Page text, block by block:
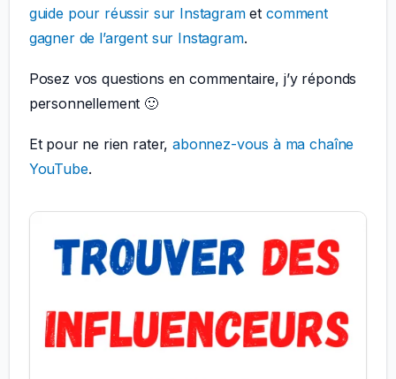
guide pour réussir sur Instagramet comment
gagner de l’argent sur Instagram.
Posez vos questions en commentaire, j’y réponds
personnellement 🙂
Et pour ne rien rater,abonnez-vous à ma chaîne
YouTube.